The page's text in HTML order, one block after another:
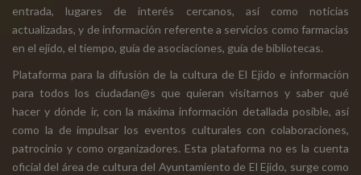
entrada, lugares de interés cercanos, así como noticias
actualizadas, y de información referente a servicios como farmacias
en el ejido, el tiempo, guía de asociaciones, guía de bibliotecas.
Plataforma para la difusión de la cultura de El Ejido e información
para todos los ciudadan@s que quieran visitarnos y saber qué
hacer y dónde ir, con la máxima información detallada posible, así
como la de impulsar los eventos culturales con colaboraciones,
patrocinio y como organizadores. Esta plataforma no es la cuenta
oficial del área de cultura del Ayuntamiento de El Ejido, surge como